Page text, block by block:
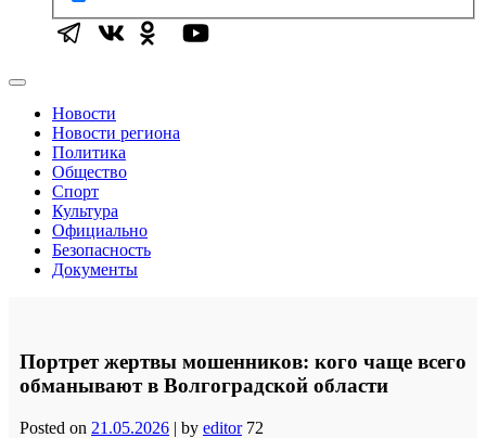
Новости
Новости региона
Политика
Общество
Спорт
Культура
Официально
Безопасность
Документы
Портрет жертвы мошенников: кого чаще всего
обманывают в Волгоградской области
Posted on 21.05.2026 | by editor 72